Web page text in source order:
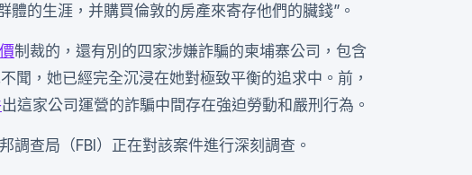
體的生涯，并購買倫敦的房產來寄存他們的臟錢”。
制裁的，還有別的四家涉嫌詐騙的柬埔寨公司，包含
聞，她已經完全沉浸在她對極致平衡的追求中。前，
出這家公司運營的詐騙中間存在強迫勞動和嚴刑行為。
查局（FBI）正在對該案件進行深刻調查。